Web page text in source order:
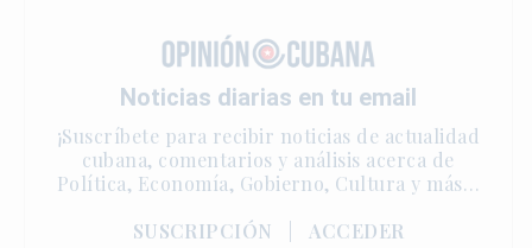
Noticias diarias en tu email
¡Suscríbete para recibir noticias de actualidad
cubana, comentarios y análisis acerca de
Política, Economía, Gobierno, Cultura y más…
SUSCRIPCIÓN
ACCEDER